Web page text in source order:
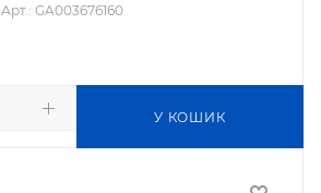
Арт.: GA003676160
У КОШИК